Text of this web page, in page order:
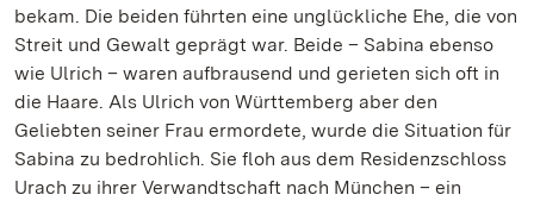
bekam. Die beiden führten eine unglückliche Ehe, die von
Streit und Gewalt geprägt war. Beide – Sabina ebenso
wie Ulrich – waren aufbrausend und gerieten sich oft in
die Haare. Als Ulrich von Württemberg aber den
Geliebten seiner Frau ermordete, wurde die Situation für
Sabina zu bedrohlich. Sie floh aus dem Residenzschloss
Urach zu ihrer Verwandtschaft nach München – ein